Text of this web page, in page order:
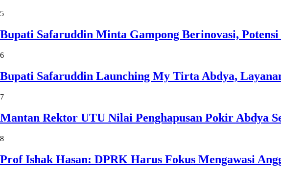
5
Bupati Safaruddin Minta Gampong Berinovasi,
6
Bupati Safaruddin Launching My Tirta Abdya,
7
Mantan Rektor UTU Nilai Penghapusan Pokir Abdya
8
Prof Ishak Hasan: DPRK Harus Fokus Mengawasi